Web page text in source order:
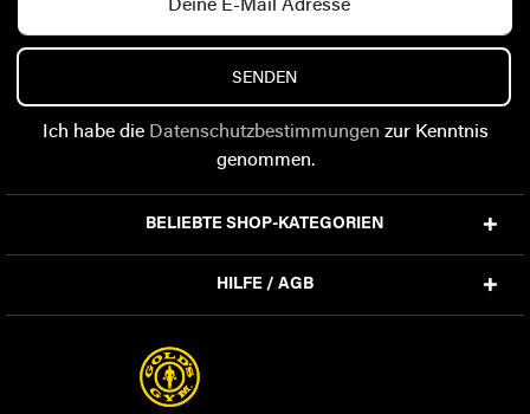
SENDEN
Ich habe die Datenschutzbestimmungen zur Kenntnis
genommen.
BELIEBTE SHOP-KATEGORIEN
HILFE / AGB